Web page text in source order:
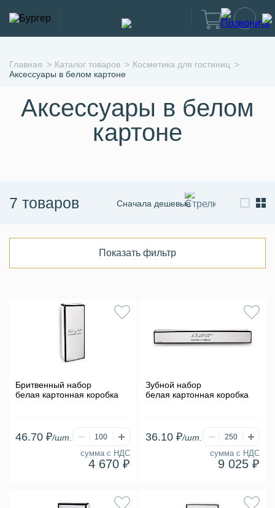
Главная Каталог товаров
Косметика для гостиниц
Аксессуары в белом картоне
Аксессуары в белом
картоне
7 товаров
Сначала дешевые
Показать фильтр
Бритвенный набор
белая картонная коробка
46.70 ₽/шт.
сумма с НДС
4 670 ₽
Зубной набор
белая картонная коробка
36.10 ₽/шт.
сумма с НДС
9 025 ₽